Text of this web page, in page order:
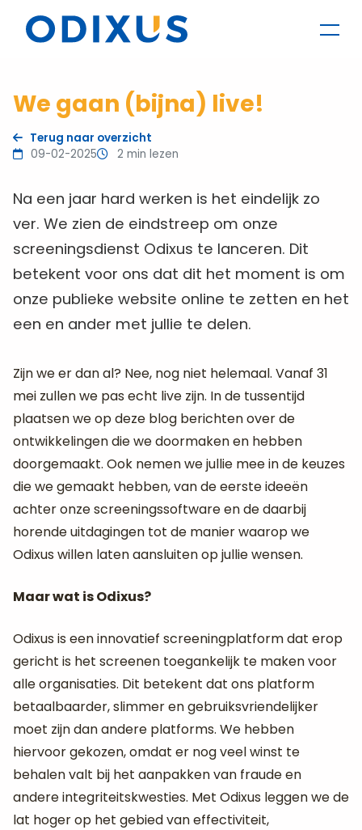
We gaan (bijna) live!
Terug naar overzicht
09-02-2025
2 min lezen
Na een jaar hard werken is het eindelijk zo
ver. We zien de eindstreep om onze
screeningsdienst Odixus te lanceren. Dit
betekent voor ons dat dit het moment is om
onze publieke website online te zetten en het
een en ander met jullie te delen.
Zijn we er dan al? Nee, nog niet helemaal. Vanaf 31
mei zullen we pas echt live zijn. In de tussentijd
plaatsen we op deze blog berichten over de
ontwikkelingen die we doormaken en hebben
doorgemaakt. Ook nemen we jullie mee in de keuzes
die we gemaakt hebben, van de eerste ideeën
achter onze screeningssoftware en de daarbij
horende uitdagingen tot de manier waarop we
Odixus willen laten aansluiten op jullie wensen.
Maar wat is Odixus?
Odixus is een innovatief screeningplatform dat erop
gericht is het screenen toegankelijk te maken voor
alle organisaties. Dit betekent dat ons platform
betaalbaarder, slimmer en gebruiksvriendelijker
moet zijn dan andere platforms. We hebben
hiervoor gekozen, omdat er nog veel winst te
behalen valt bij het aanpakken van fraude en
andere integriteitskwesties. Met Odixus leggen we de
lat hoger op het gebied van effectiviteit,